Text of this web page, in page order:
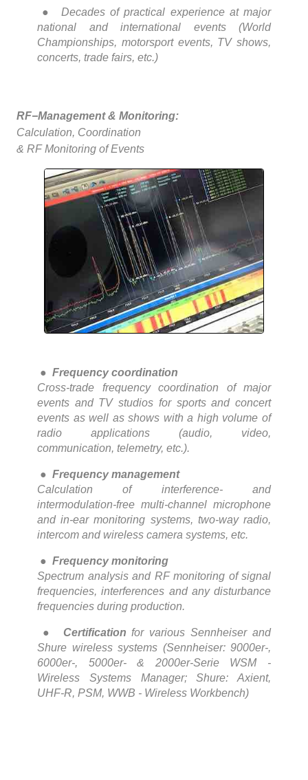
● Decades of practical experience at major
national and international events (World
Championships, motorsport events, TV shows,
concerts, trade fairs, etc.)
RF−Management & Monitoring:
Calculation, Coordination
& RF Monitoring of Events
● Frequency coordination
Cross-trade frequency coordination of major
events and TV studios for sports and concert
events as well as shows with a high volume of
radio applications (audio, video,
communication, telemetry, etc.).
● Frequency management
Calculation of interference- and
intermodulation-free multi-channel microphone
and in-ear monitoring systems, two-way radio,
intercom and wireless camera systems, etc.
● Frequency monitoring
Spectrum analysis and RF monitoring of signal
frequencies, interferences and any disturbance
frequencies during production.
● Certification for various Sennheiser and
Shure wireless systems (Sennheiser: 9000er-,
6000er-, 5000er- & 2000er-Serie WSM -
Wireless Systems Manager; Shure: Axient,
UHF-R, PSM, WWB - Wireless Workbench)